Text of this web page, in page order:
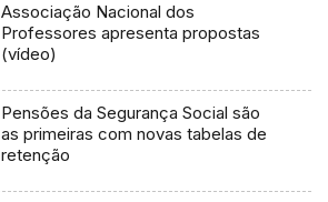
Associação Nacional dos
Professores apresenta propostas
(vídeo)
Pensões da Segurança Social são
as primeiras com novas tabelas de
retenção